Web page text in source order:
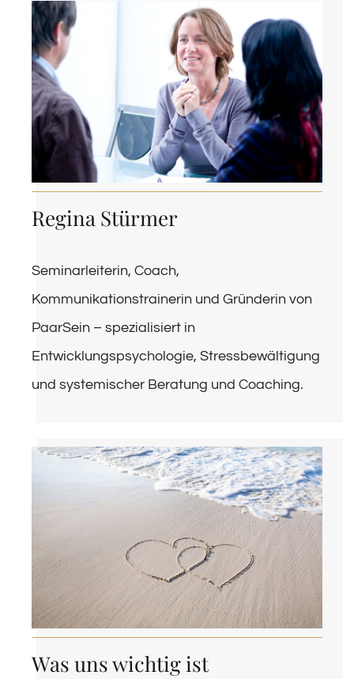
Regina Stürmer
Seminarleiterin, Coach,
Kommunikationstrainerin und Gründerin von
PaarSein – spezialisiert in
Entwicklungspsychologie, Stressbewältigung
und systemischer Beratung und Coaching.
Was uns wichtig ist